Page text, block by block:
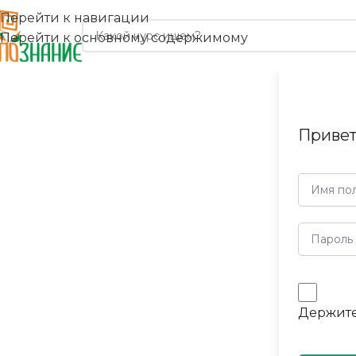
Перейти к навигации
Перейти к основному содержимому